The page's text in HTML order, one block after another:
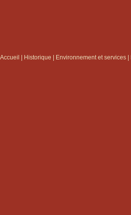
Accueil Historique Environnement et services